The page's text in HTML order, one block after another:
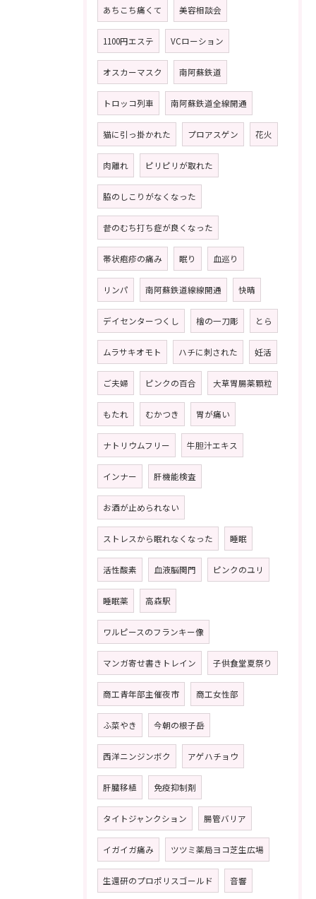
あちこち痛くて 美容相談会
1100円エステ VCローション
オスカーマスク 南阿蘇鉄道
トロッコ列車 南阿蘇鉄道全線開通
猫に引っ掛かれた プロアスゲン 花火
肉離れ ピリピリが取れた
脇のしこりがなくなった
昔のむち打ち症が良くなった
帯状疱疹の痛み 眠り 血巡り
リンパ 南阿蘇鉄道線線開通 快晴
デイセンターつくし 檜の一刀彫 とら
ムラサキオモト ハチに刺された 妊活
ご夫婦 ピンクの百合 大草胃腸薬顆粒
もたれ むかつき 胃が痛い
ナトリウムフリー 牛胆汁エキス
インナー 肝機能検査
お酒が止められない
ストレスから眠れなくなった 睡眠
活性酸素 血液脳関門 ピンクのユリ
睡眠薬 高森駅
ワルピースのフランキー像
マンガ寄せ書きトレイン 子供食堂夏祭り
商工青年部主催夜市 商工女性部
ふ菜やき 今朝の根子岳
西洋ニンジンボク アゲハチョウ
肝臓移植 免疫抑制剤
タイトジャンクション 腸管バリア
イガイガ痛み ツツミ薬局ヨコ芝生広場
生還研のプロポリスゴールド 音響